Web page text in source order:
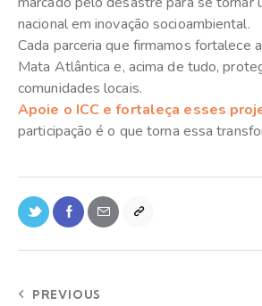
nacional em inovação socioambiental.
Cada parceria que firmamos fortalece
Mata Atlântica e, acima de tudo,
comunidades locais.
Apoie o ICC e fortaleça esses
participação é o que torna essa
PREVIOUS